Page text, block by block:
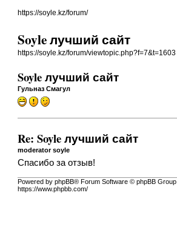
https://soyle.kz/forum/
Soyle лучший сайт
https://soyle.kz/forum/viewtopic.php?f=7&t=1603
Soyle лучший сайт
Гульназ Смагул
Re: Soyle лучший сайт
moderator soyle
Спасибо за отзыв!
Powered by phpBB® Forum Software © phpBB Group
https://www.phpbb.com/